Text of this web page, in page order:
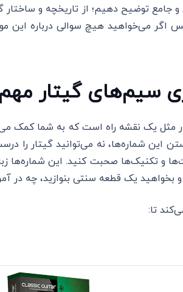
جامع توضیح دهیم؛ از تاریخچه و ساختار
اگر می‌خواهید هیچ سوالی درباره این
سیم‌های گیتار
مثل یک نقشه راه است که به شما کمک
این شماره‌ها، نه می‌توانید گیتار را
نت‌ها و تکنیک‌ها صحبت کنید. این شماره‌ها
بخواهید یک قطعه سنتی بنوازید، چه در
تا: